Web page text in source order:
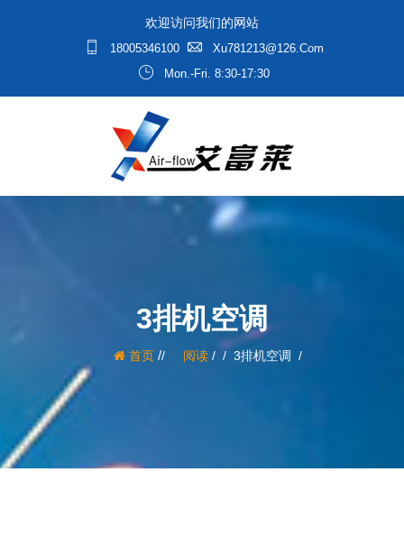
欢迎访问我们的网站
18005346100
Xu781213@126.com
Mon.-Fri. 8:30-17:30
3排机空调
首页/ 阅读/ 3排机空调